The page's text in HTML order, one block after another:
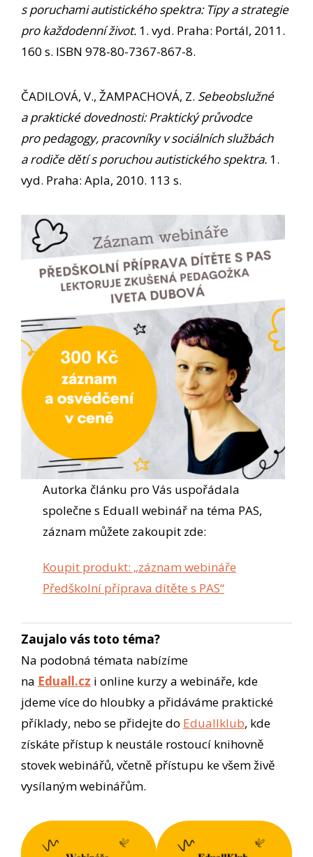
s poruchami autistického spektra: Tipy a strategie
pro každodenní život. 1. vyd. Praha: Portál, 2011.
160 s. ISBN 978-80-7367-867-8.
ČADILOVÁ, V., ŽAMPACHOVÁ, Z. Sebeobslužné
a praktické dovednosti: Praktický průvodce
pro pedagogy, pracovníky v sociálních službách
a rodiče dětí s poruchou autistického spektra. 1.
vyd. Praha: Apla, 2010. 113 s.
Autorka článku pro Vás uspořádala
společne s Eduall webinář na téma PAS,
záznam můžete zakoupit zde:
Koupit produkt: „záznam webináře
Předškolní příprava dítěte s PAS“
Zaujalo vás toto téma?
Na podobná témata nabízíme
na Eduall.cz i online kurzy a webináře, kde
jdeme více do hloubky a přidáváme praktické
příklady, nebo se přidejte do Eduallklub, kde
získáte přístup k neustále rostoucí knihovně
stovek webinářů, včetně přístupu ke všem živě
vysílaným webinářům.